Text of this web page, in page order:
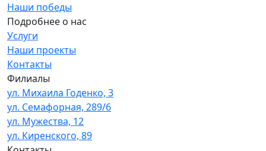
Наши победы
Подробнее о нас
Услуги
Наши проекты
Контакты
Филиалы
ул. Михаила Годенко, 3
ул. Семафорная, 289/6
ул. Мужества, 12
ул. Киренского, 89